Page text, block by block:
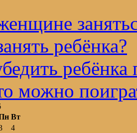
ребёнка?
ребёнка
можно
Вт
4